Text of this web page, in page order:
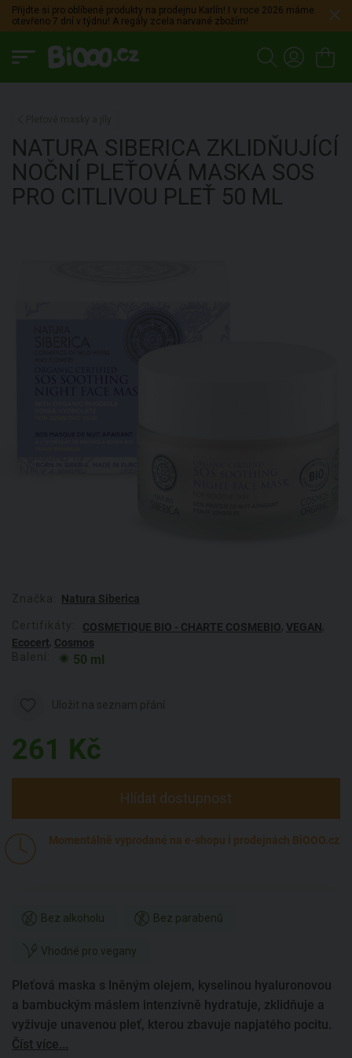
Přijdte si pro oblíbené produkty na prodejnu Karlín! I v roce 2026 máme
otevřeno 7 dní v týdnu! A regály zcela narvané zbožím!
NATURA SIBERICA ZKLIDŇUJÍCÍ
NOČNÍ PLEŤOVÁ MASKA SOS
PRO CITLIVOU PLEŤ 50 ML
Natura Siberica
COSMETIQUE BIO - CHARTE COSMEBIO, VEGAN,
Ecocert, Cosmos
50 ml
261 Kč
Hlídat dostupnost
Momentálně vyprodané na e-shopu i prodejnách BiOOO.cz
Bez alkoholu Bez parabenů
Vhodné pro vegany
Pleťová maska s lněným olejem, kyselinou hyaluronovou
a bambuckým máslem intenzivně hydratuje, zklidňuje a
vyživuje unavenou pleť, kterou zbavuje napjatého pocitu.
Číst více...